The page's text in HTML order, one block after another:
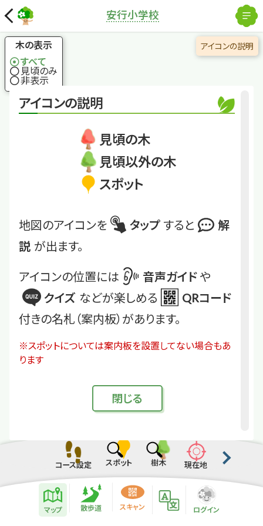
アイコンの説明
見頃の木
見頃以外の木
スポット
地図のアイコンを タップ すると
解
説 が出ます。
アイコンの位置には 音声ガイド や
クイズ などが楽しめる
QRコード
付きの名札（案内板）があります。
※スポットについては案内板を設置してない場合もあ
ります
閉じる
安行小学校
ケヤキ
ケヤキ
国土地理院
木の表示
すべて
見頃のみ
非表示
解除
アイコンの説明
コース設定 スポット 樹木 現在地
マップ 散歩道 スキャン ログイン
散歩道紹介ページ
緑地紹介情報